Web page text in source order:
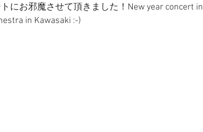
にお邪魔させて頂きました！New year concert in
in Kawasaki :-)